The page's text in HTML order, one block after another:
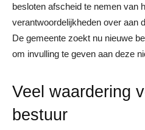
besloten afscheid te nemen van
verantwoordelijkheden over aan
De gemeente zoekt nu nieuwe
om invulling te geven aan deze
Veel waardering
bestuur